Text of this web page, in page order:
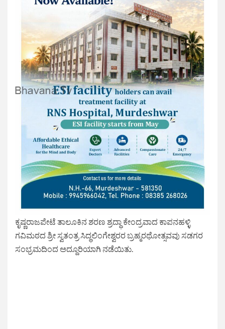
ಕೃಷ್ಣರಾಜಪೇಟೆ ತಾಲೂಕಿನ ಶರಣ ಶ್ರದ್ಧಾ ಕೇಂದ್ರವಾದ ಕಾಪನಹಳ್ಳಿ
ಗವಿಮಠದ ಶ್ರೀ ಸ್ವತಂತ್ರ ಸಿದ್ಧಲಿಂಗೇಶ್ವರರ ಬ್ರಹ್ಮರಥೋತ್ಸವವು ಸಡಗರ
ಸಂಭ್ರಮದಿಂದ ಅದ್ದೂರಿಯಾಗಿ ನಡೆಯಿತು.